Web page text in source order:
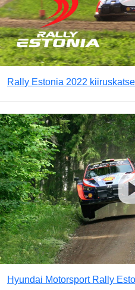
Rally Estonia 2022
Hyundai Motorsport Rally